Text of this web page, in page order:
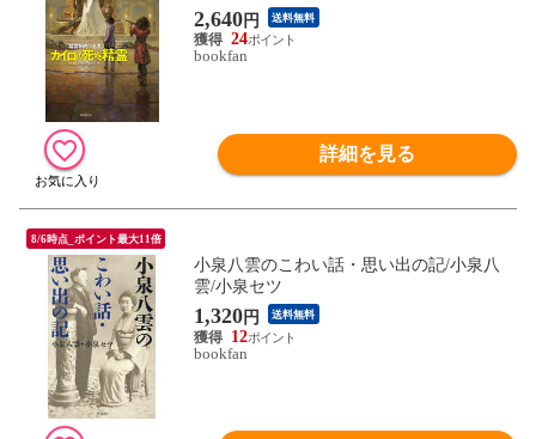
2,640円 送料無料
24
bookfan
詳細を見る
8/6時点_ポイント最大11倍
小泉八雲のこわい話・思い出の記/小泉八
雲/小泉セツ
1,320円 送料無料
12
bookfan